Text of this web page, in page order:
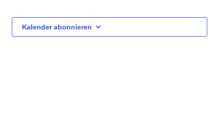
Kalender abonnieren